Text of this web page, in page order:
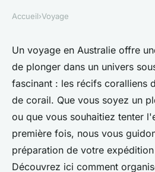
VOYAGE
Comment
expédition de
apnée dans les
coralliens de la
Barrière de
équipements et
Accueil›Voyage
Un voyage en Australie offre
de plonger dans un univers
fascinant : les récifs coralliens
de corail. Que vous soyez un
ou que vous souhaitiez tenter
première fois, nous vous
préparation de votre
Découvrez ici comment